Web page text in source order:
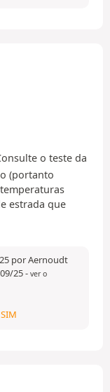
o teste da
(portanto
estrada que
por Aernoudt
25- ver o
SIM